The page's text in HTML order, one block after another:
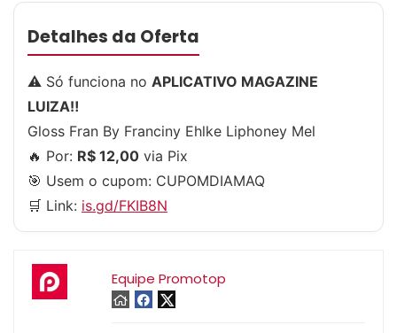
Detalhes da Oferta
⚠️ Só funciona no APLICATIVO MAGAZINE
LUIZA‼️
Gloss Fran By Franciny Ehlke Liphoney Mel
🔥 Por: R$ 12,00 via Pix
🎯 Usem o cupom: CUPOMDIAMAQ
🛒 Link: is.gd/FKIB8N
Equipe Promotop